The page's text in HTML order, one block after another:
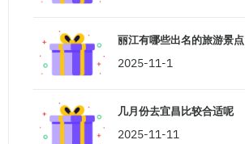
丽江有哪些出名的旅游景点
2025-11-1
几月份去宜昌比较合适呢
2025-11-11